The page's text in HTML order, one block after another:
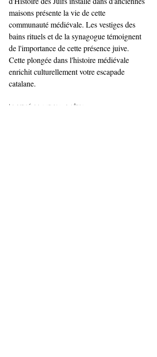
maisons présente la vie de cette
communauté médiévale. Les vestiges des
bains rituels et de la synagogue témoignent
de l'importance de cette présence juive.
Cette plongée dans l'histoire médiévale
enrichit culturellement votre escapade
catalane.
La cathédrale et son cloître